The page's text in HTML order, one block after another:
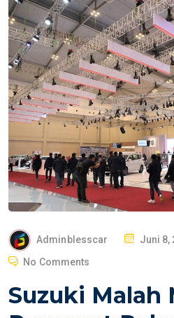
Adminblesscar
T
Juni 8,
No Comments
Suzuki Malah